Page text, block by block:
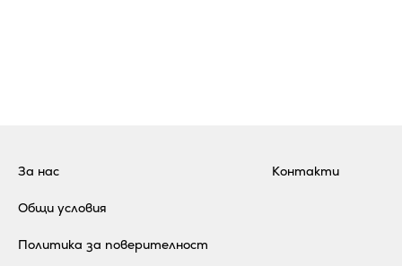
За нас
Общи условия
Политика за поверителност
Контакти